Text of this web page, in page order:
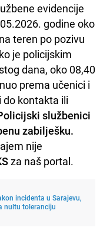
evidencije
godine oko
teren po pozivu
je policijskim
dana, oko 08,40
prema učenici i
do kontakta ili
službenici
zabilješku.
nije
za naš portal.
incidenta u Sarajevu,
nultu toleranciju